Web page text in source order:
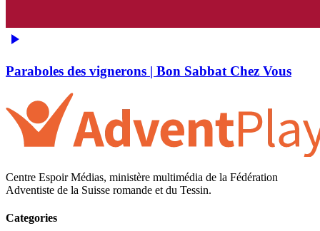
Paraboles des vignerons | Bon Sabbat Chez Vous
Centre Espoir Médias, ministère multimédia de la Fédération
Adventiste de la Suisse romande et du Tessin.
Categories